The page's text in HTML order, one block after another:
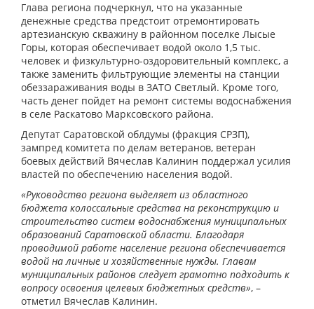
Глава региона подчеркнул, что на указанные
денежные средства предстоит отремонтировать
артезианскую скважину в районном поселке Лысые
Горы, которая обеспечивает водой около 1,5 тыс.
человек и физкультурно-оздоровительный комплекс, а
также заменить фильтрующие элементы на станции
обеззараживания воды в ЗАТО Светлый. Кроме того,
часть денег пойдет на ремонт системы водоснабжения
в селе Раскатово Марксовского района.
Депутат Саратовской облдумы (фракция СРЗП),
зампред комитета по делам ветеранов, ветеран
боевых действий Вячеслав Калинин поддержал усилия
властей по обеспечению населения водой.
«Руководство региона выделяет из областного
бюджета колоссальные средства на реконструкцию и
строительство систем водоснабжения муниципальных
образований Саратовской области. Благодаря
проводимой работе население региона обеспечивается
водой на личные и хозяйственные нужды. Главам
муниципальных районов следует грамотно подходить к
вопросу освоения целевых бюджетных средств», –
отметил Вячеслав Калинин.